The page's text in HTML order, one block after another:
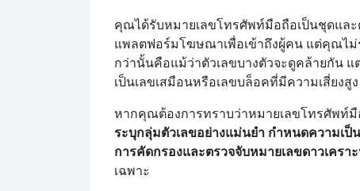
คุณได้รับหมายเลขโทรศัพท์มือถือเป็นชุดและ
แพลตฟอร์มโฆษณาเพื่อเข้าถึงผู้คน แต่คุณไม่
กว่านั้นคือแม้ว่าตัวเลขบางตัวจะดูคล้ายกัน แ
เป็นเลขเสมือนหรือเลขบล็อคที่มีความเสี่ยงสู
หากคุณต้องการทราบว่าหมายเลขโทรศัพท์
ระบุกลุ่มตัวเลขอย่างแม่นยำ กำหนดความเป็
การคัดกรองและตรวจจับหมายเลขดาวเครา
เฉพาะ